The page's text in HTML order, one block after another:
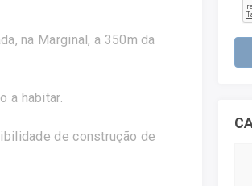
na Marginal, a 350m da
a habitar.
de construção de